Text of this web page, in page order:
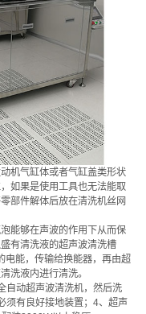
机气缸体或者气缸盖类形状
如果是使用工具也无法能取
部件解体后放在清洗机丝网
能够在声波的作用下从而保
有清洗液的超声波清洗槽
电能，传输给换能器，再由超
洗液内进行清洗。
自动超声波清洗机，然后洗
须有良好接地装置；4、超声